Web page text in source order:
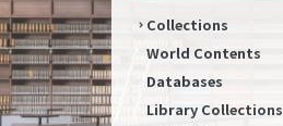
Collections
World Contents
Databases
Library Collections